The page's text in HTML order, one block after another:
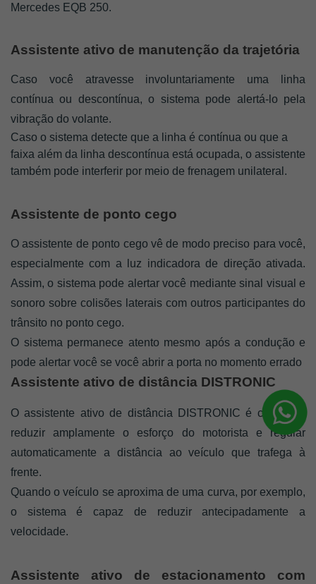
Mercedes EQB 250.
Assistente ativo de manutenção da trajetória
Caso você atravesse involuntariamente uma linha
contínua ou descontínua, o sistema pode alertá-lo pela
vibração do volante.
Caso o sistema detecte que a linha é contínua ou que a
faixa além da linha descontínua está ocupada, o assistente
também pode interferir por meio de frenagem unilateral.
Assistente de ponto cego
O assistente de ponto cego vê de modo preciso para você,
especialmente com a luz indicadora de direção ativada.
Assim, o sistema pode alertar você mediante sinal visual e
sonoro sobre colisões laterais com outros participantes do
trânsito no ponto cego.
O sistema permanece atento mesmo após a condução e
pode alertar você se você abrir a porta no momento errado
Assistente ativo de distância DISTRONIC
O assistente ativo de distância DISTRONIC é capaz de
reduzir amplamente o esforço do motorista e regular
automaticamente a distância ao veículo que trafega à
frente.
Quando o veículo se aproxima de uma curva, por exemplo,
o sistema é capaz de reduzir antecipadamente a
velocidade.
Assistente ativo de estacionamento com